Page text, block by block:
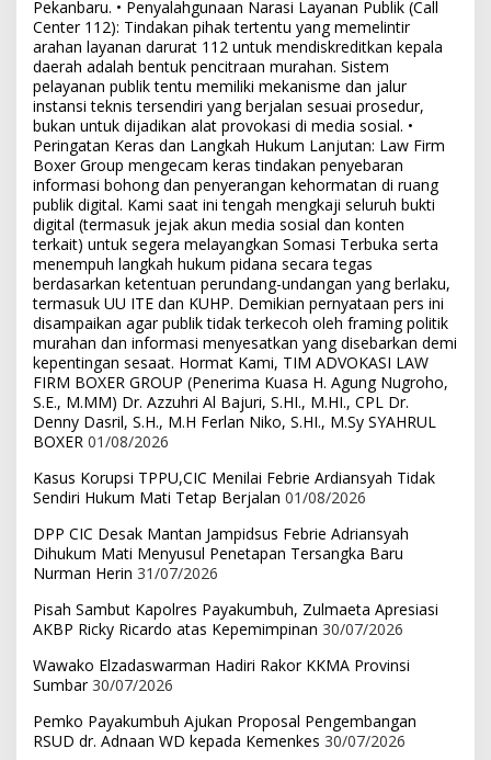
Pekanbaru. • Penyalahgunaan Narasi Layanan Publik (Call
Center 112): Tindakan pihak tertentu yang memelintir
arahan layanan darurat 112 untuk mendiskreditkan kepala
daerah adalah bentuk pencitraan murahan. Sistem
pelayanan publik tentu memiliki mekanisme dan jalur
instansi teknis tersendiri yang berjalan sesuai prosedur,
bukan untuk dijadikan alat provokasi di media sosial. •
Peringatan Keras dan Langkah Hukum Lanjutan: Law Firm
Boxer Group mengecam keras tindakan penyebaran
informasi bohong dan penyerangan kehormatan di ruang
publik digital. Kami saat ini tengah mengkaji seluruh bukti
digital (termasuk jejak akun media sosial dan konten
terkait) untuk segera melayangkan Somasi Terbuka serta
menempuh langkah hukum pidana secara tegas
berdasarkan ketentuan perundang-undangan yang berlaku,
termasuk UU ITE dan KUHP. Demikian pernyataan pers ini
disampaikan agar publik tidak terkecoh oleh framing politik
murahan dan informasi menyesatkan yang disebarkan demi
kepentingan sesaat. Hormat Kami, TIM ADVOKASI LAW
FIRM BOXER GROUP (Penerima Kuasa H. Agung Nugroho,
S.E., M.MM) Dr. Azzuhri Al Bajuri, S.HI., M.HI., CPL Dr.
Denny Dasril, S.H., M.H Ferlan Niko, S.HI., M.Sy SYAHRUL
BOXER 01/08/2026
Kasus Korupsi TPPU,CIC Menilai Febrie Ardiansyah Tidak
Sendiri Hukum Mati Tetap Berjalan 01/08/2026
DPP CIC Desak Mantan Jampidsus Febrie Adriansyah
Dihukum Mati Menyusul Penetapan Tersangka Baru
Nurman Herin 31/07/2026
Pisah Sambut Kapolres Payakumbuh, Zulmaeta Apresiasi
AKBP Ricky Ricardo atas Kepemimpinan 30/07/2026
Wawako Elzadaswarman Hadiri Rakor KKMA Provinsi
Sumbar 30/07/2026
Pemko Payakumbuh Ajukan Proposal Pengembangan
RSUD dr. Adnaan WD kepada Kemenkes 30/07/2026